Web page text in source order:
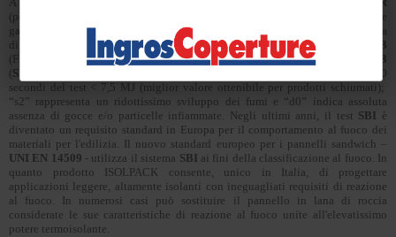
(poliisocianurato espanso rigido), una particolare struttura polimerica che
garantisce eccellenti caratteristiche di comportamento al fuoco. L'intera gamma
di pannelli
ISOLPACK, è stata certificata inClasse B-s2, d0presso il
CSTB
(Francia) e presso ilKIT (Germania) in conformità alla normaUNI EN 13823
( SBI
)* ove, "B" esprime la quantità di calore prodotto durante i primi 600
secondi del test < 7,5 MJ (miglior valore ottenibile per prodotti schiumati);
“s2” rappresenta un ridottissimo sviluppo dei fumi e “d0” indica assoluta
assenza di gocce e/o particelle infiammate. Negli ultimi anni, il test SBI è
diventato un requisito standard in Europa per il comportamento al fuoco dei
materiali per l'edilizia. Il nuovo standard europeo per i pannelli sandwich –
UNI EN 14509 - utilizza il sistema SBI ai fini della classificazione al fuoco. In
quanto prodotto ISOLPACK consente, unico in Italia, di progettare
applicazioni leggere, altamente isolanti con ineguagliati requisiti di reazione
al fuoco. In numerosi casi può sostituire il pannello in lana di roccia
considerate le sue caratteristiche di reazione al fuoco unite all'elevatissimo
potere termoisolante.